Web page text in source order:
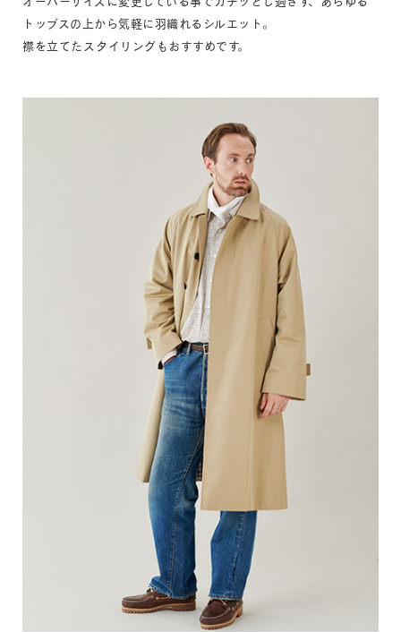
トップスの上から気軽に羽織れるシルエット。
襟を立てたスタイリングもおすすめです。